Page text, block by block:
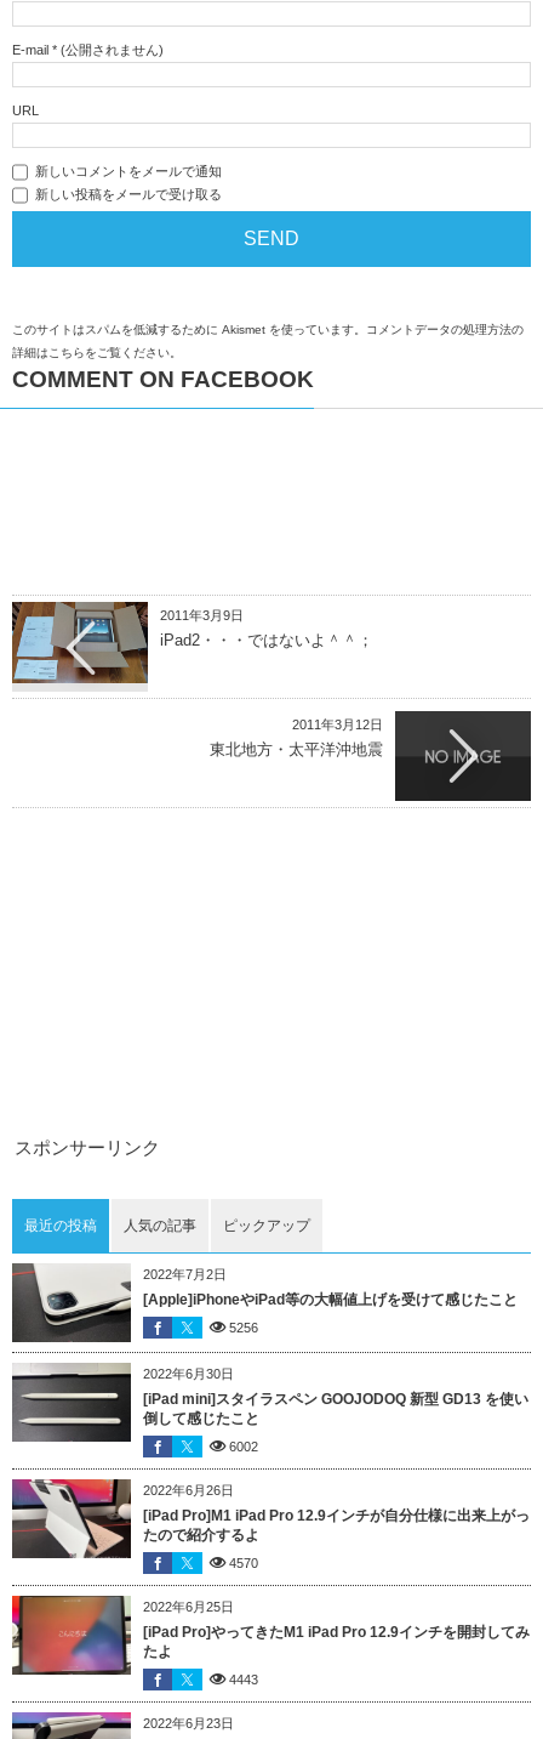
E-mail * (公開されません)
URL
新しいコメントをメールで通知
新しい投稿をメールで受け取る
このサイトはスパムを低減するために Akismet を使っています。 コメントデータの処理方法の
詳細はこちらをご覧ください
COMMENT ON FACEBOOK
2011年3月9日
iPad2・・・ではないよ＾＾；
2011年3月12日
東北地方・太平洋沖地震
スポンサーリンク
最近の投稿 人気の記事 ピックアップ
2022年7月2日
[Apple]iPhoneやiPad等の大幅値上げを受けて感じたこと
5256
2022年6月30日
[iPad mini]スタイラスペン GOOJODOQ 新型 GD13 を使い
倒して感じたこと
6002
2022年6月26日
[iPad Pro]M1 iPad Pro 12.9インチが自分仕様に出来上がっ
たので紹介するよ
4570
2022年6月25日
[iPad Pro]やってきたM1 iPad Pro 12.9インチを開封してみ
たよ
4443
2022年6月23日